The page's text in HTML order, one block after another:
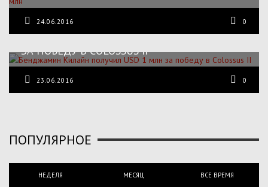
24.06.2016 0
БЕНДЖАМИН КИЛАЙН ПОЛУЧИЛ USD 1 МЛН
ЗА ПОБЕДУ В COLOSSUS II
23.06.2016 0
ПОПУЛЯРНОЕ
НЕДЕЛЯ МЕСЯЦ ВСЕ ВРЕМЯ